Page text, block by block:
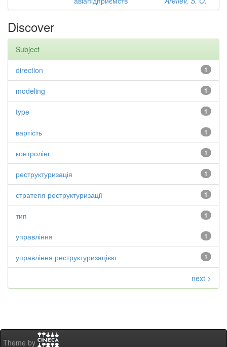
Discover
Subject
1
direction
1
modeling
1
type
1
вартість
1
контролінг
1
реструктуризація
1
стратегія реструктуризації
1
тип
1
управління
1
управління реструктуризацією
next >
Theme by